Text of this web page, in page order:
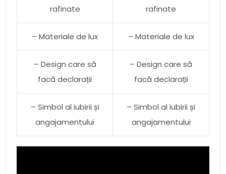
rafinate
rafinate
– Materiale de lux – Materiale de lux
– Design care să
facă declarații
– Design care să
facă declarații
– Simbol al iubirii și
angajamentului
– Simbol al iubirii și
angajamentului